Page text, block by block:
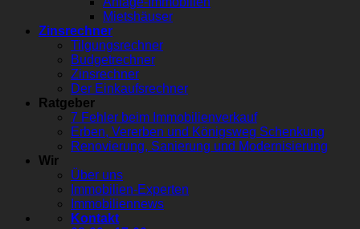
Mietshäuser
Zinsrechner
Tilgungsrechner
Budgetrechner
Zinsrechner
Der Einkaufsrechner
Ratgeber
7 Fehler beim Immobilienverkauf
Erben, Vererben und Königsweg Schenkung
Renovierung, Sanierung und Modernisierung
Wir
Über uns
Immobilien-Experten
Immobiliennews
Kontakt